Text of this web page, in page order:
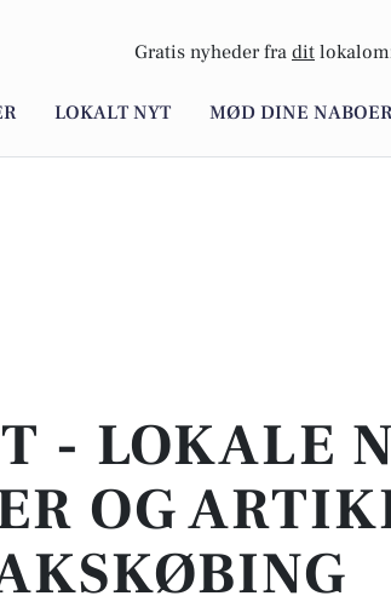
Gratis nyheder fra dit
LOKALT NYT MØD DINE NABOER
- LOKALE
OG